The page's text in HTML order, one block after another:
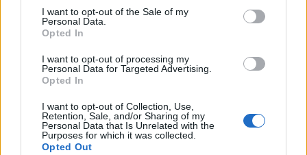
consent section.
I want to opt-out of the Sale of my
Personal Data.
Opted In
I want to opt-out of processing my
Personal Data for Targeted Advertising.
Opted In
I want to opt-out of Collection, Use,
Retention, Sale, and/or Sharing of my
Personal Data that Is Unrelated with the
Purposes for which it was collected.
Opted Out
mindenki attól félt, hogy ha nem megfelelően
viselkedik a férfivel, akkor ő szól a nagynénjének, aki
jelenti a pártnak és ők csúnyán megjárják.…
Hatalom
Kultstáb •2018. október 31.
Belép a boltba egy ötven év körüli, sovány nő és